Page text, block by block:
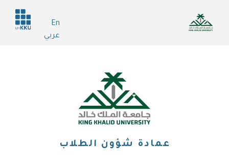
المحتوى
En
عربي
Header
services
عمادة شؤون الطلاب